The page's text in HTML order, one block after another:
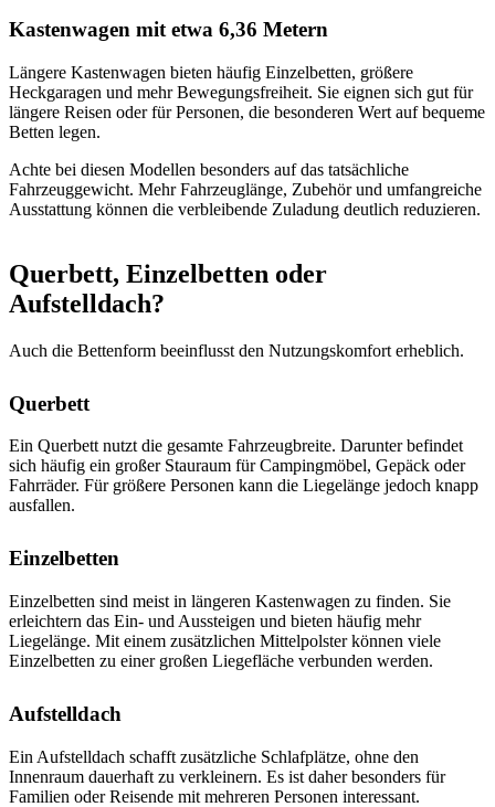
Kastenwagen mit etwa 6,36 Metern
Längere Kastenwagen bieten häufig Einzelbetten, größere
Heckgaragen und mehr Bewegungsfreiheit. Sie eignen sich gut für
längere Reisen oder für Personen, die besonderen Wert auf bequeme
Betten legen.
Achte bei diesen Modellen besonders auf das tatsächliche
Fahrzeuggewicht. Mehr Fahrzeuglänge, Zubehör und umfangreiche
Ausstattung können die verbleibende Zuladung deutlich reduzieren.
Querbett, Einzelbetten oder
Aufstelldach?
Auch die Bettenform beeinflusst den Nutzungskomfort erheblich.
Querbett
Ein Querbett nutzt die gesamte Fahrzeugbreite. Darunter befindet
sich häufig ein großer Stauraum für Campingmöbel, Gepäck oder
Fahrräder. Für größere Personen kann die Liegelänge jedoch knapp
ausfallen.
Einzelbetten
Einzelbetten sind meist in längeren Kastenwagen zu finden. Sie
erleichtern das Ein- und Aussteigen und bieten häufig mehr
Liegelänge. Mit einem zusätzlichen Mittelpolster können viele
Einzelbetten zu einer großen Liegefläche verbunden werden.
Aufstelldach
Ein Aufstelldach schafft zusätzliche Schlafplätze, ohne den
Innenraum dauerhaft zu verkleinern. Es ist daher besonders für
Familien oder Reisende mit mehreren Personen interessant.